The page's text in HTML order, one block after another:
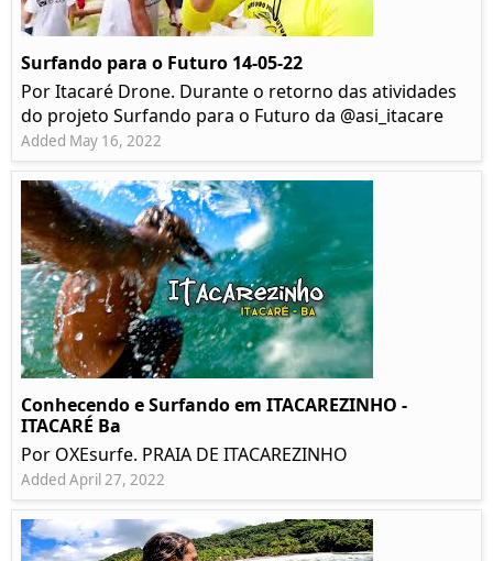
Surfando para o Futuro 14-05-22
Por Itacaré Drone. Durante o retorno das atividades
do projeto Surfando para o Futuro da @asi_itacare
Added May 16, 2022
Conhecendo e Surfando em ITACAREZINHO -
ITACARÉ Ba
Por OXEsurfe. PRAIA DE ITACAREZINHO
Added April 27, 2022